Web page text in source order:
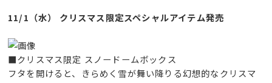
11/1（水） クリスマス限定スペシャルアイテム発売
■クリスマス限定 スノードームボックス
フタを開けると、きらめく雪が舞い降りる幻想的なクリスマ